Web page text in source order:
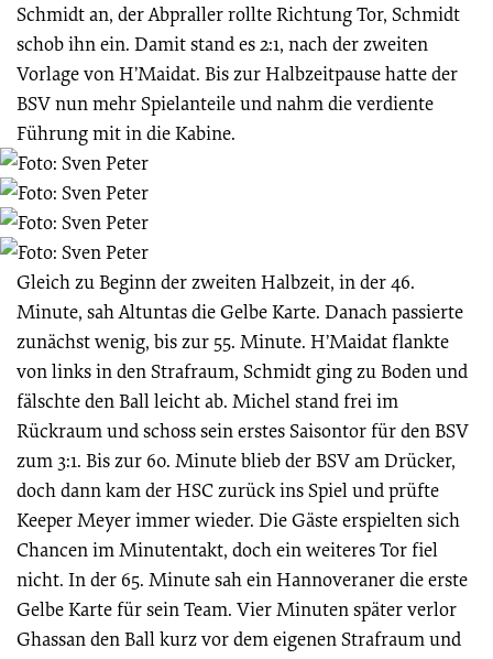
Schmidt an, der Abpraller rollte Richtung Tor, Schmidt
schob ihn ein. Damit stand es 2:1, nach der zweiten
Vorlage von H’Maidat. Bis zur Halbzeitpause hatte der
BSV nun mehr Spielanteile und nahm die verdiente
Führung mit in die Kabine.
Gleich zu Beginn der zweiten Halbzeit, in der 46.
Minute, sah Altuntas die Gelbe Karte. Danach passierte
zunächst wenig, bis zur 55. Minute. H’Maidat flankte
von links in den Strafraum, Schmidt ging zu Boden und
fälschte den Ball leicht ab. Michel stand frei im
Rückraum und schoss sein erstes Saisontor für den BSV
zum 3:1. Bis zur 60. Minute blieb der BSV am Drücker,
doch dann kam der HSC zurück ins Spiel und prüfte
Keeper Meyer immer wieder. Die Gäste erspielten sich
Chancen im Minutentakt, doch ein weiteres Tor fiel
nicht. In der 65. Minute sah ein Hannoveraner die erste
Gelbe Karte für sein Team. Vier Minuten später verlor
Ghassan den Ball kurz vor dem eigenen Strafraum und